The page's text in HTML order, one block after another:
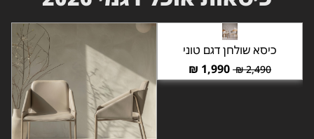
כיסא שולחן דגם טוני
2,490
₪
1,990
₪